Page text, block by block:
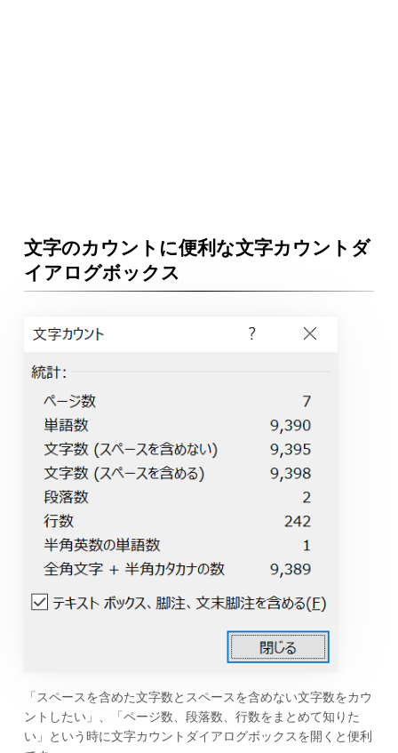
文字のカウントに便利な文字カウントダ
イアログボックス
「スペースを含めた文字数とスペースを含めない文字数をカウ
ントしたい」、「ページ数、段落数、行数をまとめて知りた
い」という時に文字カウントダイアログボックスを開くと便利